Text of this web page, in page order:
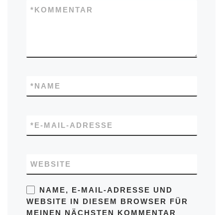
KOMMENTAR
*
NAME
*
E-MAIL-ADRESSE
*
WEBSITE
NAME, E-MAIL-ADRESSE UND
WEBSITE IN DIESEM BROWSER FÜR
MEINEN NÄCHSTEN KOMMENTAR